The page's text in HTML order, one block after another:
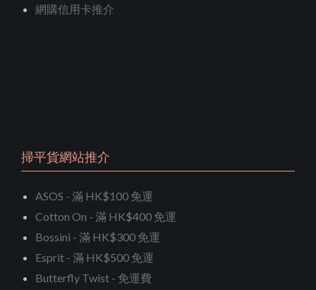
網購信用卡推介
掃平貨網站推介
ASOS - 滿 HK$100 免運
Cotton On - 滿 HK$400 免運
Bossini - 滿 HK$300 免運
Esprit - 滿 HK$500 免運
Butterfly Twist - 免運費